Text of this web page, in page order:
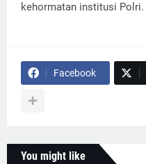
kehormatan institusi Polri.
Facebook
You might like